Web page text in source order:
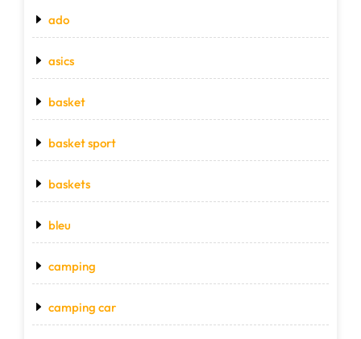
ado
asics
basket
basket sport
baskets
bleu
camping
camping car